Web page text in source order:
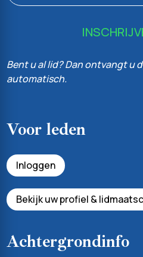
Bent u al lid? Dan ontvangt u
automatisch.
Voor leden
Inloggen
Bekijk uw profiel &
Achtergrondinfo